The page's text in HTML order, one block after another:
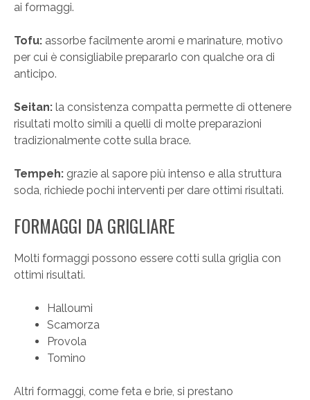
ai formaggi.
Tofu: assorbe facilmente aromi e marinature, motivo
per cui è consigliabile prepararlo con qualche ora di
anticipo.
Seitan: la consistenza compatta permette di ottenere
risultati molto simili a quelli di molte preparazioni
tradizionalmente cotte sulla brace.
Tempeh: grazie al sapore più intenso e alla struttura
soda, richiede pochi interventi per dare ottimi risultati.
FORMAGGI DA GRIGLIARE
Molti formaggi possono essere cotti sulla griglia con
ottimi risultati.
Halloumi
Scamorza
Provola
Tomino
Altri formaggi, come feta e brie, si prestano